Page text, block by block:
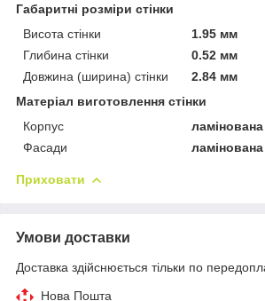
Габаритні розміри стінки
Висота стінки
1.95 мм
Глибина стінки
0.52 мм
Довжина (ширина) стінки
2.84 мм
Матеріал виготовлення стінки
Корпус
Фасади
Приховати
Умови доставки
Доставка здійснюється тільки по
Нова Пошта